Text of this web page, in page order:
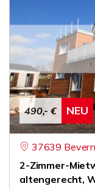
490,- € NEU
37639
2-Zimmer-
altengerecht,